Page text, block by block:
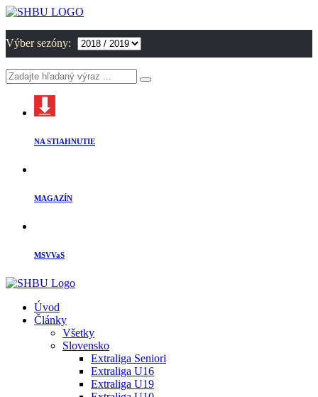
Výber sezóny:
NA STIAHNUTIE
MAGAZÍN
MSVVaS
Úvod
Články
Všetky
Slovensko
Extraliga Seniori
Extraliga U16
Extraliga U19